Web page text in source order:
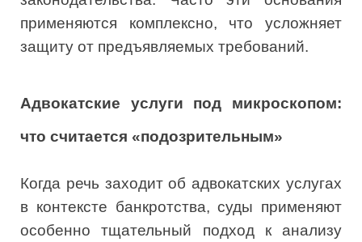
применяются комплексно, что усложняет
защиту от предъявляемых требований.
Адвокатские услуги под микроскопом:
что считается «подозрительным»
Когда речь заходит об адвокатских услугах
в контексте банкротства, суды применяют
особенно тщательный подход к анализу